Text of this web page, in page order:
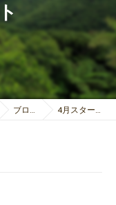
ブログ 4月スタート